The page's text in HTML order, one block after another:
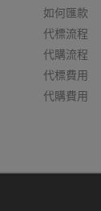
如何匯款
代標流程
代購流程
代標費用
代購費用